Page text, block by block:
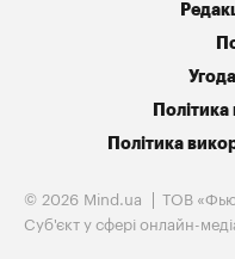
Політика
Політика
© 2026 Mind.ua
ТОВ
Cуб'єкт у сфері онлайн-